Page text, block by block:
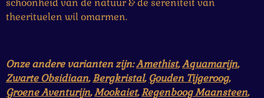
theerituelen wil omarmen.
Onze andere varianten zijn:Amethist,Aquamarijn,
Zwarte Obsidiaan,Bergkristal, Gouden Tijgeroog,
Groene Aventurijn,Mookaiet,Regenboog Maansteen,